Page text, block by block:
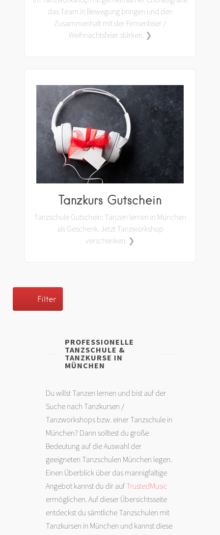
das Team in Bewegung bringen und den
Zusammenhalt mit der Firmenfeier /
Weihnachtsfeier stärken. ❯
Tanzkurs Gutschein
Tanzschule Gutschein: Tanzen lernen in München
als Geschenk. Jetzt Tanzworkshop
verschenken. ❯
Filter
PROFESSIONELLE
TANZSCHULE &
TANZKURSE IN
MÜNCHEN
Du willst Tanzen lernen und bist auf der
Suche nach Tanzkursen /
Tanzworkshops bzw. einer Tanzschule in
München? Dann solltest du große
Bedeutung auf die Auswahl der
geeigneten Tanzschulen München legen.
Einen Überblick über das mannigfaltige
Angebot kannst du dir auf TrustedMusic
ermöglichen. Auf dieser Übersichtsseite
entdeckst du sämtliche Tanzschulen mit
Tanzkursen in München und kannst diese